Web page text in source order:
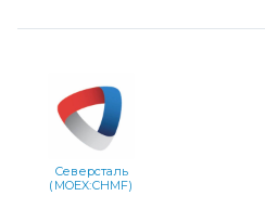
Северсталь
(MOEX:CHMF)